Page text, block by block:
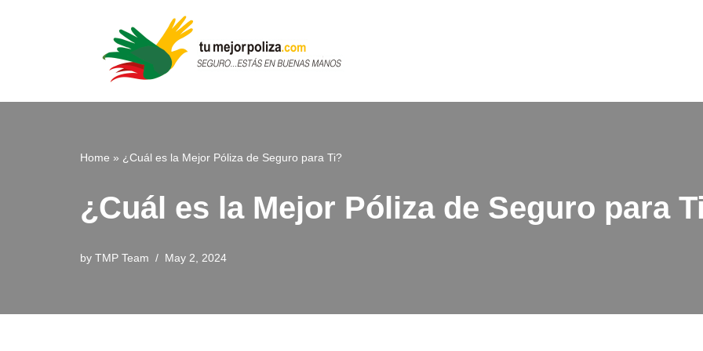
Home » ¿Cuál es la Mejor Póliza de Seguro para Ti?
¿Cuál es la Mejor Póliza de Seguro para
by TMP Team May 2, 2024